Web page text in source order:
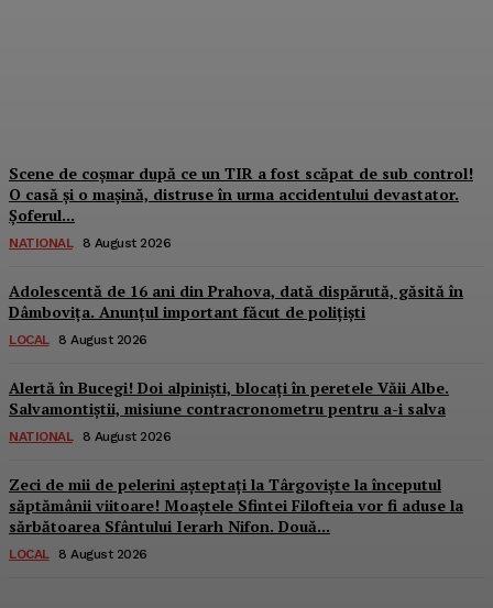
Scene de coșmar după ce un TIR a fost scăpat de sub control!
O casă și o mașină, distruse în urma accidentului devastator.
Șoferul...
NATIONAL 8 August 2026
Adolescentă de 16 ani din Prahova, dată dispărută, găsită în
Dâmbovița. Anunțul important făcut de polițiști
LOCAL 8 August 2026
Alertă în Bucegi! Doi alpiniști, blocați în peretele Văii Albe.
Salvamontiștii, misiune contracronometru pentru a-i salva
NATIONAL 8 August 2026
Zeci de mii de pelerini așteptați la Târgoviște la începutul
săptămânii viitoare! Moaștele Sfintei Filofteia vor fi aduse la
sărbătoarea Sfântului Ierarh Nifon. Două...
LOCAL 8 August 2026